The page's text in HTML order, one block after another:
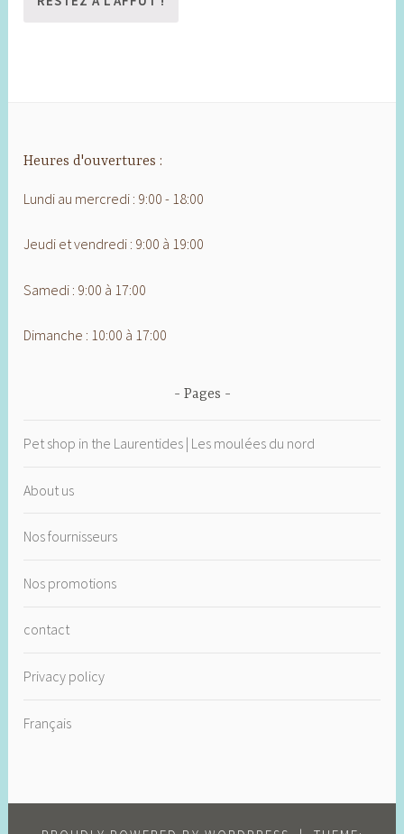
Heures d'ouvertures :
Lundi au mercredi : 9:00 - 18:00
Jeudi et vendredi : 9:00 à 19:00
Samedi : 9:00 à 17:00
Dimanche : 10:00 à 17:00
Pages
Pet shop in the Laurentides | Les moulées du nord
About us
Nos fournisseurs
Nos promotions
contact
Privacy policy
Français